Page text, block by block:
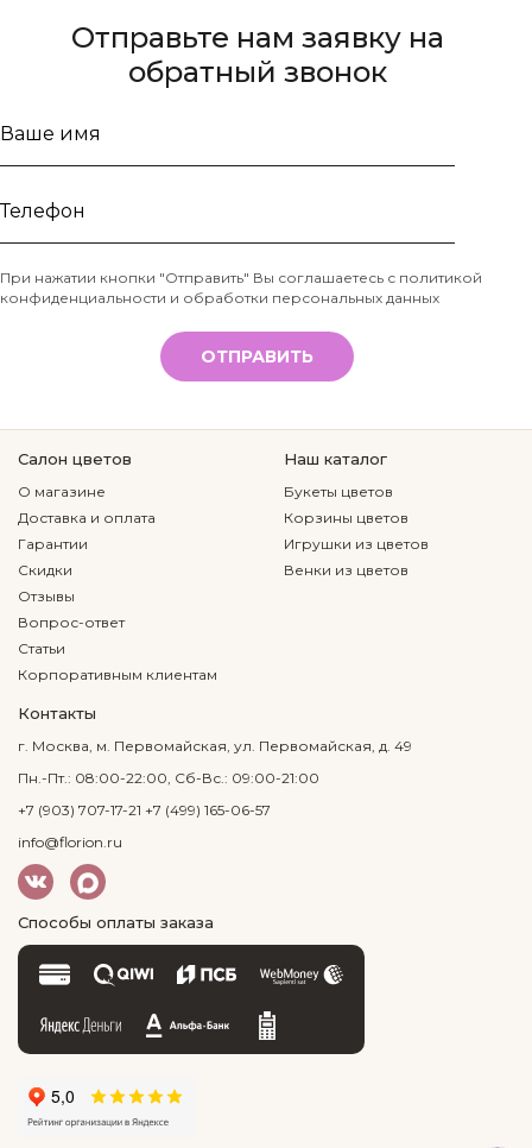
Отправьте нам заявку на
обратный звонок
Ваше
Телефон
*
При нажатии кнопки "Отправить" Вы соглашаетесь с политикой
конфиденциальности и обработки персональных данных
ОТПРАВИТЬ
Салон цветов
О магазине
Доставка и оплата
Гарантии
Скидки
Отзывы
Вопрос-ответ
Статьи
Корпоративным клиентам
Наш каталог
Букеты цветов
Корзины цветов
Игрушки из цветов
Венки из цветов
Контакты
г. Москва, м. Первомайская, ул. Первомайская, д. 49
Пн.-Пт.: 08:00-22:00, Сб-Вс.: 09:00-21:00
+7 (903) 707-17-21 +7 (499) 165-06-57
info@florion.ru
Способы оплаты заказа